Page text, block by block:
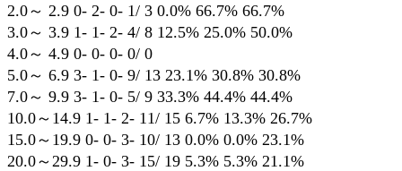
2.0～ 2.9 0- 2- 0- 1/ 3 0.0% 66.7% 66.7%
3.0～ 3.9 1- 1- 2- 4/ 8 12.5% 25.0% 50.0%
4.0～ 4.9 0- 0- 0- 0/ 0
5.0～ 6.9 3- 1- 0- 9/ 13 23.1% 30.8% 30.8%
7.0～ 9.9 3- 1- 0- 5/ 9 33.3% 44.4% 44.4%
10.0～14.9 1- 1- 2- 11/ 15 6.7% 13.3% 26.7%
15.0～19.9 0- 0- 3- 10/ 13 0.0% 0.0% 23.1%
20.0～29.9 1- 0- 3- 15/ 19 5.3% 5.3% 21.1%